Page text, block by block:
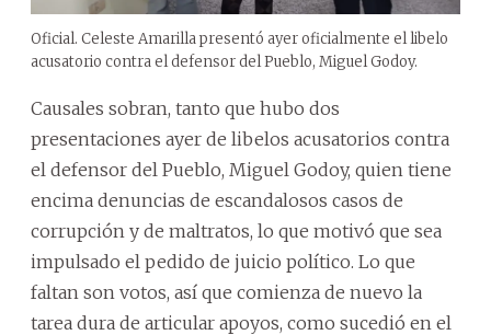
Oficial. Celeste Amarilla presentó ayer oficialmente el libelo
acusatorio contra el defensor del Pueblo, Miguel Godoy.
Causales sobran, tanto que hubo dos
presentaciones ayer de libelos acusatorios contra
el defensor del Pueblo, Miguel Godoy, quien tiene
encima denuncias de escandalosos casos de
corrupción y de maltratos, lo que motivó que sea
impulsado el pedido de juicio político. Lo que
faltan son votos, así que comienza de nuevo la
tarea dura de articular apoyos, como sucedió en el